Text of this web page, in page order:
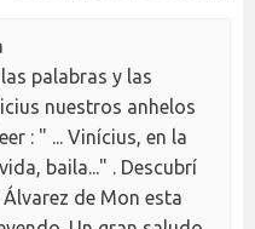
palabras y las
nuestros anhelos
: " ... Vinícius, en la
baila..." . Descubrí
de Mon esta